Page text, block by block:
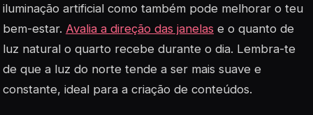
iluminação artificial como também pode melhorar o teu
bem-estar. Avalia a direção das janelas e o quanto de
luz natural o quarto recebe durante o dia. Lembra-te
de que a luz do norte tende a ser mais suave e
constante, ideal para a criação de conteúdos.